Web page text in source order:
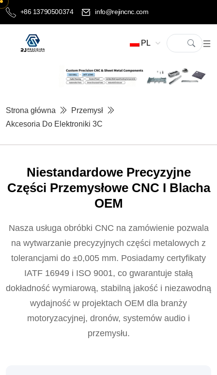
+86 13790500374 info@rejincnc.com
PL
Strona główna
Przemysł
Akcesoria Do Elektroniki 3C
Niestandardowe Precyzyjne
Części Przemysłowe CNC I Blacha
OEM
Nasza usługa obróbki CNC na zamówienie pozwala
na wytwarzanie precyzyjnych części metalowych z
tolerancjami do ±0,005 mm. Posiadamy certyfikaty
IATF 16949 i ISO 9001, co gwarantuje stałą
dokładność wymiarową, stabilną jakość i niezawodną
wydajność w projektach OEM dla branży
motoryzacyjnej, dronów, systemów audio i
przemysłu.